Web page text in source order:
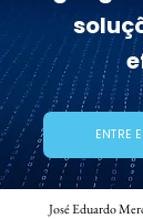
ENTRE
José Eduardo